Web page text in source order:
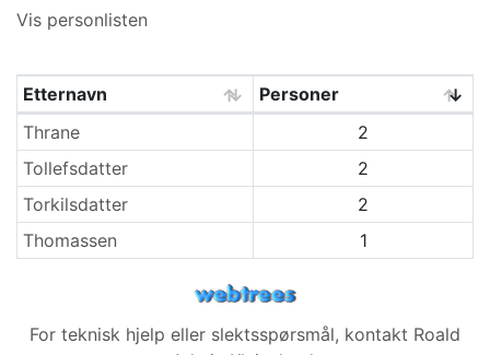
Vis personlisten
Etternavn
Etternavn
Personer
Thrane
2
Tollefsdatter
2
Torkilsdatter
2
Thomassen
1
For teknisk hjelp eller slektsspørsmål, kontakt Roald